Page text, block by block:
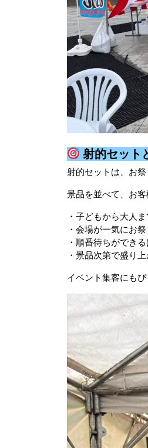
射的セット
射的セットは、お
景品を並べて、お
・子どもから大人
・会場が一気にお
・順番待ちができ
・景品次第で盛り
イベント集客にも